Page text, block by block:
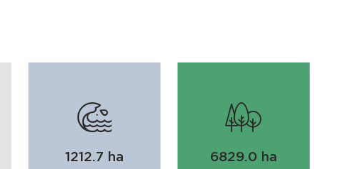
1212.7 ha 6829.0 ha